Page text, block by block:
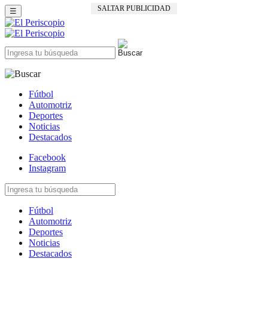
SALTAR PUBLICIDAD
☰
Fútbol
Automotriz
Deportes
Noticias
Destacados
Facebook
Instagram
Fútbol
Automotriz
Deportes
Noticias
Destacados